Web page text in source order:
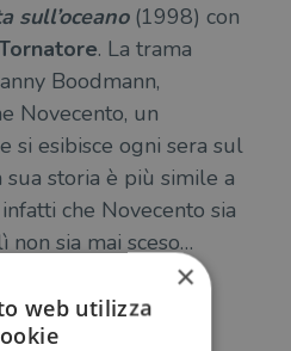
sull’oceano(1998) con
. La trama
Boodmann,
Novecento, un
si esibisce ogni sera sul
sua storia è più simile a
che Novecento sia
non sia mai sceso…
×
web utilizza